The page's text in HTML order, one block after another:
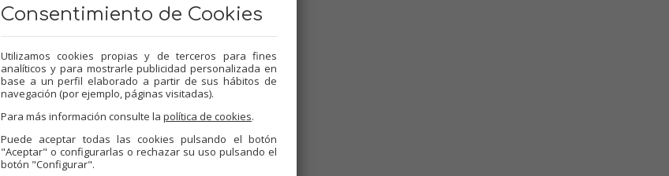
Consentimiento de Cookies
Utilizamos cookies propias y de terceros para fines
analíticos y para mostrarle publicidad personalizada en
base a un perfil elaborado a partir de sus hábitos de
navegación (por ejemplo, páginas visitadas).
Para más información consulte la política de cookies.
Puede aceptar todas las cookies pulsando el botón
"Aceptar" o configurarlas o rechazar su uso pulsando el
botón "Configurar".